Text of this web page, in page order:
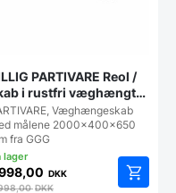
PARTIVARE Reol /
i rustfri væghængt
mm –
Væghængeskab
målene 2000x400x650
fra GGG
DKK
DKK